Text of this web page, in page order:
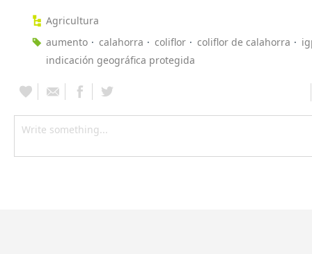
Agricultura
aumento
calahorra coliflor coliflor de calahorra
indicación geográfica protegida